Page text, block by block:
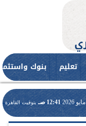
تعليم بنوك
12:41 صـ بتوقيت القاهرة